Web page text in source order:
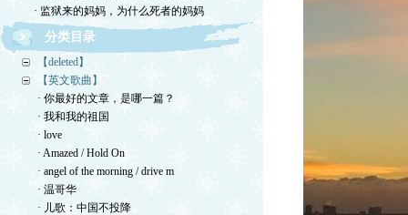
· 监狱来的妈妈，为什么死者的妈妈
分类目录
【deleted】
【英文歌曲】
· 你最好的文章，是哪一篇？
· 我和我的祖国
· love
· Amazed / Hold On
· angel of the morning / drive m
· 温哥华
· 儿歌：中国不投降